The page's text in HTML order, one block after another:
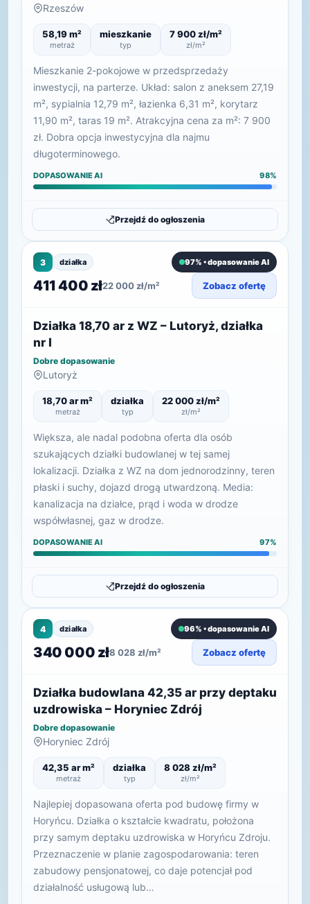
Rzeszów
58,19 m²
metraż
mieszkanie
typ
7 900 zł/m²
zł/m²
Mieszkanie 2-pokojowe w przedsprzedaży
inwestycji, na parterze. Układ: salon z aneksem 27,19
m², sypialnia 12,79 m², łazienka 6,31 m², korytarz
11,90 m², taras 19 m². Atrakcyjna cena za m²: 7 900
zł. Dobra opcja inwestycyjna dla najmu
długoterminowego.
DOPASOWANIE AI 98%
Przejdź do ogłoszenia
3 działka 97% • dopasowanie AI
411 400 zł22 000 zł/m² Zobacz ofertę
Działka 18,70 ar z WZ – Lutoryż, działka
nr I
Dobre dopasowanie
Lutoryż
18,70 ar m²
metraż
działka
typ
22 000 zł/m²
zł/m²
Większa, ale nadal podobna oferta dla osób
szukających działki budowlanej w tej samej
lokalizacji. Działka z WZ na dom jednorodzinny, teren
płaski i suchy, dojazd drogą utwardzoną. Media:
kanalizacja na działce, prąd i woda w drodze
współwłasnej, gaz w drodze.
DOPASOWANIE AI 97%
Przejdź do ogłoszenia
4 działka 96% • dopasowanie AI
340 000 zł8 028 zł/m² Zobacz ofertę
Działka budowlana 42,35 ar przy deptaku
uzdrowiska – Horyniec Zdrój
Dobre dopasowanie
Horyniec Zdrój
42,35 ar m²
metraż
działka
typ
8 028 zł/m²
zł/m²
Najlepiej dopasowana oferta pod budowę firmy w
Horyńcu. Działka o kształcie kwadratu, położona
przy samym deptaku uzdrowiska w Horyńcu Zdroju.
Przeznaczenie w planie zagospodarowania: teren
zabudowy pensjonatowej, co daje potencjał pod
działalność usługową lub…